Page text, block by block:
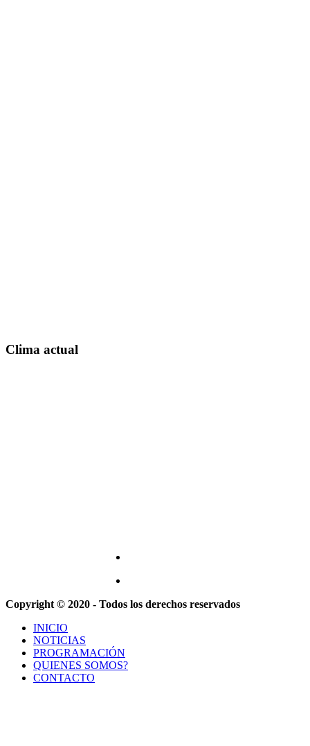
Clima actual
Copyright © 2020 - Todos los derechos reservados
INICIO
NOTICIAS
PROGRAMACIÓN
QUIENES SOMOS?
CONTACTO